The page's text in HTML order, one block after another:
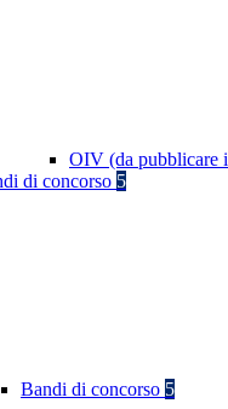
OIV (da pubblicare
di concorso 5
Bandi di concorso 5